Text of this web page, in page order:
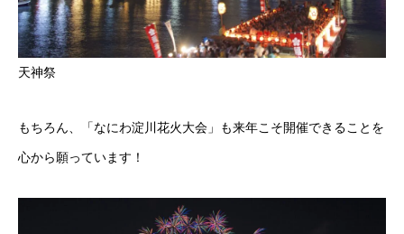
天神祭
もちろん、「なにわ淀川花火大会」も来年こそ開催できることを
心から願っています！